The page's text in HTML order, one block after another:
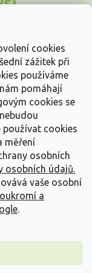
cookies
zážitek při
používáme
pomáhají
cookies se
používat cookies
měření
osobních
osobních údajů.
vaše osobní
a
.